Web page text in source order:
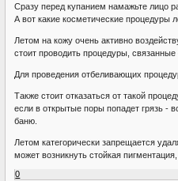
Сразу перед купанием намажьте лицо
А вот какие косметические процедуры
Летом на кожу очень активно
стоит проводить процедуры,
Для проведения отбеливающих
Также стоит отказаться от такой
если в открытые поры попадет грязь -
баню.
Летом категорически запрещается
может возникнуть стойкая
0